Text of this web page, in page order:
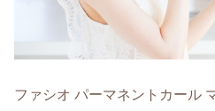
ファシオ パーマネントカール